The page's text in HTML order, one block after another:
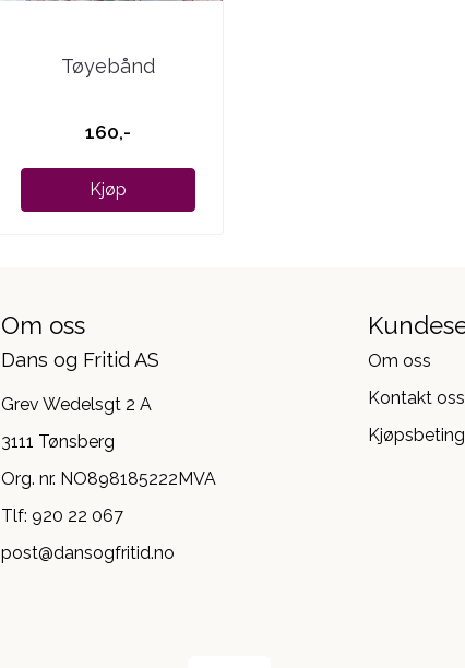
Tøyebånd
160,-
Kjøp
Om oss
Dans og Fritid AS
Grev Wedelsgt 2 A
3111 Tønsberg
Org. nr. NO898185222MVA
Tlf: 920 22 067
post@dansogfritid.no
Om oss
Kontakt oss